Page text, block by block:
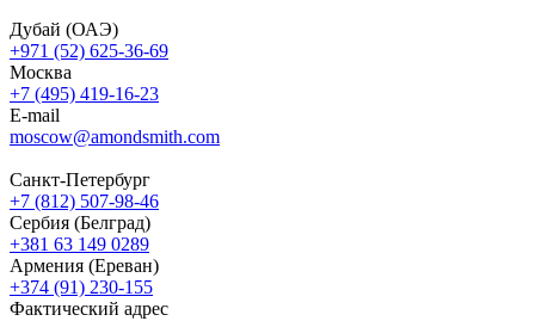
Дубай (ОАЭ)
+971 (52) 625-36-69
Москва
+7 (495) 419-16-23
E-mail
moscow@amondsmith.com
Санкт-Петербург
+7 (812) 507-98-46
Сербия (Белград)
+381 63 149 0289
Армения (Ереван)
+374 (91) 230-155
Фактический адрес